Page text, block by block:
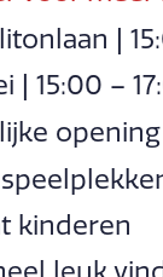
|
| 15:00 –
kinderen